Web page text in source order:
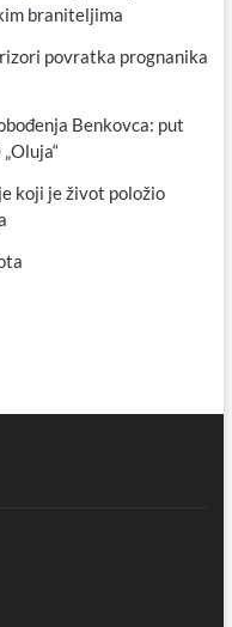
braniteljima
povratka prognanika
Benkovca: put
koji je život položio